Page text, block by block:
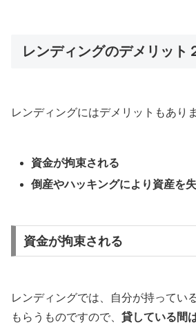
レンディングのデメリット
レンディングにはデメリットもありま
資金が拘束される
倒産やハッキングにより資産を
資金が拘束される
レンディングでは、自分が持ってい
もらうものですので、 貸している間